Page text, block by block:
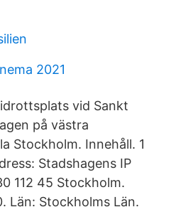
2021
vid Sankt
på västra
Stockholm. Innehåll. 1
Stadshagens IP
112 45 Stockholm.
Län: Stockholms Län.